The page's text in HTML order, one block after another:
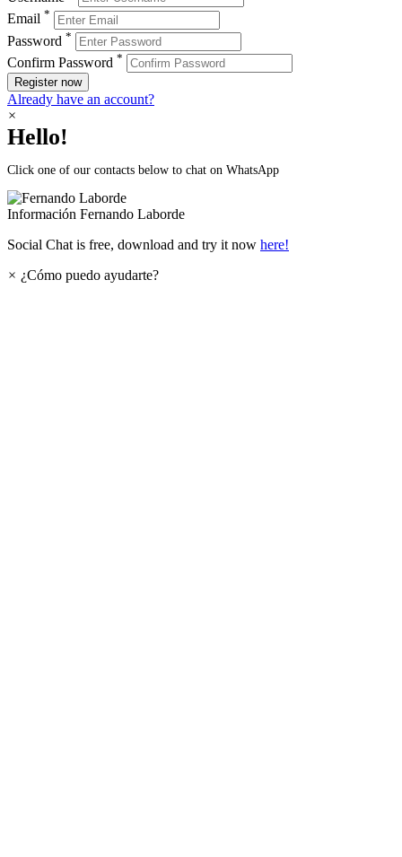
Email *
Password *
Confirm Password *
Register now
Already have an account?
×
Hello!
Click one of our contacts below to chat on WhatsApp
Información Fernando Laborde
Social Chat is free, download and try it now here!
× ¿Cómo puedo ayudarte?